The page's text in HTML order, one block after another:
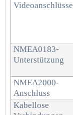
Videoanschlüsse
NMEA0183-
Unterstützung
NMEA2000-
Anschluss
Kabellose